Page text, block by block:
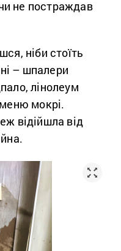
не постраждав
ніби стоїть
– шпалери
лінолеум
мокрі.
відійшла від